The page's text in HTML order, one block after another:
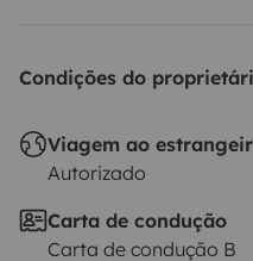
Condições do
Viagem ao
Autorizado
Carta de condução
Carta de condução B